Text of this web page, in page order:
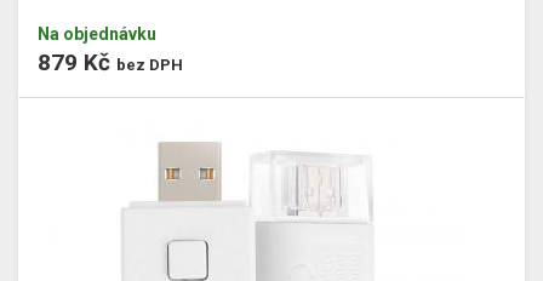
Na objednávku
879 Kč bez DPH